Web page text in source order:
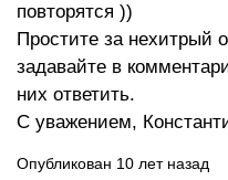
повторятся ))
Простите за нехитрый
задавайте в
них ответить.
С уважением,
Опубликован 10 лет назад